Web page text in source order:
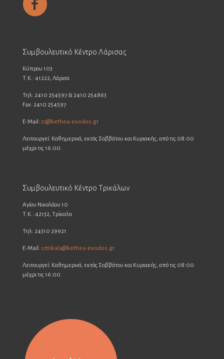
Συμβουλευτικό Κέντρο Λάρισας
Κύπρου 103
Τ.Κ.: 41222, Λάρισα
Τηλ: 2410 254597 & 2410 254863
Fax: 2410 254597
E-Mail: cc@kethea-exodos.gr
Λειτουργεί: Καθημερινά, εκτός Σαββάτου και Κυριακής, από τις 08:00
μέχρι τις 16:00.
Συμβουλευτικό Κέντρο Τρικάλων
Αγίου Νικολάου 10
Τ.Κ.: 42132, Τρίκαλα
Τηλ: 24310 29921
E-Mail: cctrikala@kethea-exodos.gr
Λειτουργεί: Καθημερινά, εκτός Σαββάτου και Κυριακής, από τις 08:00
μέχρι τις 16:00.